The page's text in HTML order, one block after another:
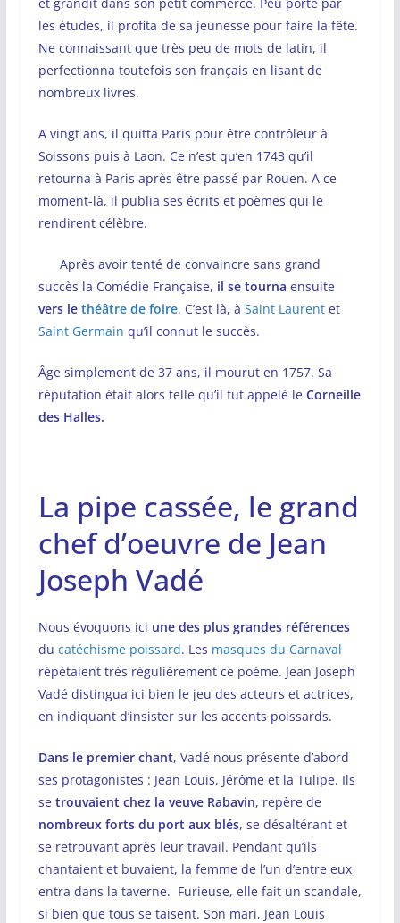
les études, il profita de sa jeunesse pour faire la fête.
Ne connaissant que très peu de mots de latin, il
perfectionna toutefois son français en lisant de
nombreux livres.
A vingt ans, il quitta Paris pour être contrôleur à
Soissons puis à Laon. Ce n’est qu’en 1743 qu’il
retourna à Paris après être passé par Rouen. A ce
moment-là, il publia ses écrits et poèmes qui le
rendirent célèbre.
Après avoir tenté de convaincre sans grand
succès la Comédie Française, il se tourna ensuite
vers le théâtre de foire. C’est là, à Saint Laurentet
Saint Germain qu’il connut le succès.
Âge simplement de 37 ans, il mourut en 1757. Sa
réputation était alors telle qu’il fut appelé le Corneille
des Halles.
La pipe cassée, le grand
chef d’oeuvre de Jean
Joseph Vadé
Nous évoquons ici une des plus grandes références
du catéchisme poissard. Les masques du Carnaval
répétaient très régulièrement ce poème. Jean Joseph
Vadé distingua ici bien le jeu des acteurs et actrices,
en indiquant d’insister sur les accents poissards.
Dans le premier chant, Vadé nous présente d’abord
ses protagonistes : Jean Louis, Jérôme et la Tulipe. Ils
se trouvaient chez la veuve Rabavin, repère de
nombreux forts du port aux blés, se désaltérant et
se retrouvant après leur travail. Pendant qu’ils
chantaient et buvaient, la femme de l’un d’entre eux
entra dans la taverne. Furieuse, elle fait un scandale,
si bien que tous se taisent. Son mari, Jean Louis